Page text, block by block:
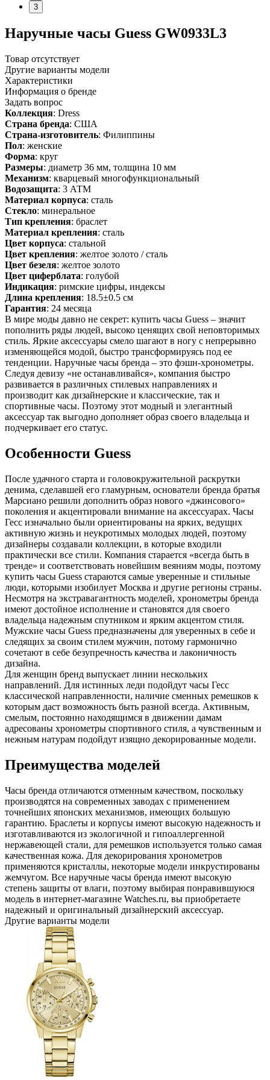
3
Наручные часы Guess GW0933L3
Товар отсутствует
Другие варианты модели
Характеристики
Информация о бренде
Задать вопрос
Коллекция: Dress
Страна бренда: США
Страна-изготовитель: Филиппины
Пол: женские
Форма: круг
Размеры: диаметр 36 мм, толщина 10 мм
Механизм: кварцевый многофункциональный
Водозащита: 3 АТМ
Материал корпуса: сталь
Стекло: минеральное
Тип крепления: браслет
Материал крепления: сталь
Цвет корпуса: стальной
Цвет крепления: желтое золото / сталь
Цвет безеля: желтое золото
Цвет циферблата: голубой
Индикация: римские цифры, индексы
Длина крепления: 18.5±0.5 см
Гарантия: 24 месяца
В мире моды давно не секрет: купить часы Guess – значит
пополнить ряды людей, высоко ценящих свой неповторимых
стиль. Яркие аксессуары смело шагают в ногу с непрерывно
изменяющейся модой, быстро трансформируясь под ее
тенденции. Наручные часы бренда – это фэшн-хронометры.
Следуя девизу «не останавливайся», компания быстро
развивается в различных стилевых направлениях и
производит как дизайнерские и классические, так и
спортивные часы. Поэтому этот модный и элегантный
аксессуар так выгодно дополняет образ своего владельца и
подчеркивает его статус.
Особенности Guess
После удачного старта и головокружительной раскрутки
денима, сделавшей его гламурным, основатели бренда братья
Марсиано решили дополнить образ нового «джинсового»
поколения и акцентировали внимание на аксессуарах. Часы
Гесс изначально были ориентированы на ярких, ведущих
активную жизнь и неукротимых молодых людей, поэтому
дизайнеры создавали коллекции, в которые входили
практически все стили. Компания старается «всегда быть в
тренде» и соответствовать новейшим веяниям моды, поэтому
купить часы Guess стараются самые уверенные и стильные
люди, которыми изобилует Москва и другие регионы страны.
Несмотря на экстравагантность моделей, хронометры бренда
имеют достойное исполнение и становятся для своего
владельца надежным спутником и ярким акцентом стиля.
Мужские часы Guess предназначены для уверенных в себе и
следящих за своим стилем мужчин, потому гармонично
сочетают в себе безупречность качества и лаконичность
дизайна.
Для женщин бренд выпускает линии нескольких
направлений. Для истинных леди подойдут часы Гесс
классической направленности, наличие сменных ремешков к
которым даст возможность быть разной всегда. Активным,
смелым, постоянно находящимся в движении дамам
адресованы хронометры спортивного стиля, а чувственным и
нежным натурам подойдут изящно декорированные модели.
Преимущества моделей
Часы бренда отличаются отменным качеством, поскольку
производятся на современных заводах с применением
точнейших японских механизмов, имеющих большую
гарантию. Браслеты и корпусы имеют высокую надежность и
изготавливаются из экологичной и гипоаллергенной
нержавеющей стали, для ремешков используется только самая
качественная кожа. Для декорирования хронометров
применяются кристаллы, некоторые модели инкрустированы
жемчугом. Все наручные часы бренда имеют высокую
степень защиты от влаги, поэтому выбирая понравившуюся
модель в интернет-магазине Watches.ru, вы приобретаете
надежный и оригинальный дизайнерский аксессуар.
Другие варианты модели